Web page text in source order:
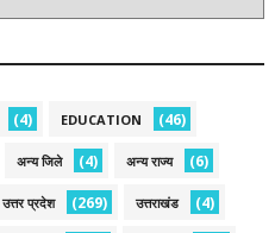
(4) EDUCATION (46)
अन्य जिले (4) अन्य राज्य (6)
उत्तर प्रदेश (269) उत्तराखंड (4)